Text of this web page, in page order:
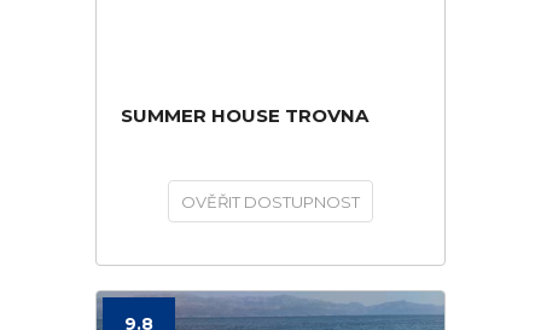
SUMMER HOUSE TROVNA
OVĚŘIT DOSTUPNOST
9.8